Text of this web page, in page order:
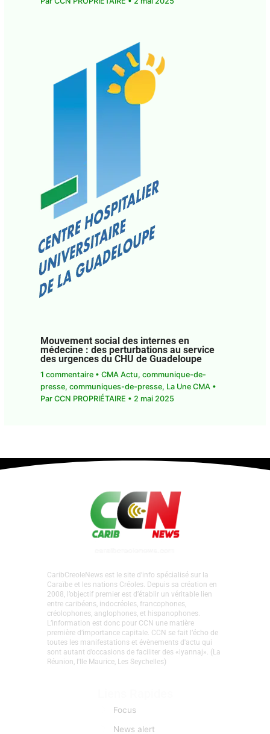
mai 2025
Mouvement social des internes en
médecine : des perturbations au service
des urgences du CHU de Guadeloupe
1 commentaire CMA Actu, communique-de-
presse, communiques-de-presse, La Une CMA•
Par CCN PROPRIÉTAIRE 2 mai 2025
CaribCreoleNews est le site d’info spécialisé sur la
Caraïbe et les nations Créoles. Depuis sa création en
2008, l’objectif premier est d’établir un véritable lien
entre caribéens, indocréoles, francophones,
créolophones, anglophones, et hispanophones.
L’information est donc pour CCN une matière
première d’importance capitale. CCN se fait l’écho de
toutes les manifestations et évènements d'actu qui
sont autant d’occasions de faciliter des «lyannaj». (La
Réunion, l'Ile Maurice, Les Seychelles)
Focus